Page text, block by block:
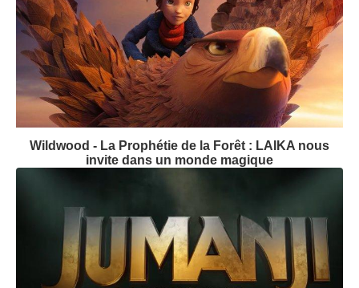
Wildwood - La Prophétie de la Forêt : LAIKA nous
invite dans un monde magique